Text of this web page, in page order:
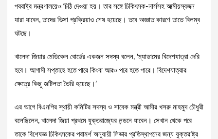
পররাষ্ট্র মন্ত্রণালয়েও চিঠি দেওয়া হয়। তার সঙ্গে চিকিৎসক-নার্সসহ আত্মীয়স্বজন
যারা যাবেন, তাদের ভিসা প্রক্রিয়াও শেষ হয়েছে। তবে অজ্ঞাত কারণে তাতে বিলম্ব
ঘটছে।
খালেদা জিয়ার মেডিকেল বোর্ডের একজন সদস্য বলেন, ‘ম্যাডামের বিদেশযাত্রা দেরি
হবে। আগামী সপ্তাহে হতে পারে কিংবা আরও পরে হতে পারে। বিদেশযাত্রার
ক্ষেত্রে কিছু জটিলতা তৈরি হয়েছে।’
এর আগে বিএনপির স্থায়ী কমিটির সদস্য ও সাবেক মন্ত্রী আমীর খসরু মাহমুদ চৌধুরী
বলেছিলেন, খালেদা জিয়া প্রথমে যুক্তরাজ্যের লন্ডনে যাবেন। সেখান থেকে পরে
তাকে বিশেষজ্ঞ চিকিৎসকের পরামর্শ অনুযায়ী লিভার প্রতিস্থাপনের জন্য যুক্তরাষ্ট্র